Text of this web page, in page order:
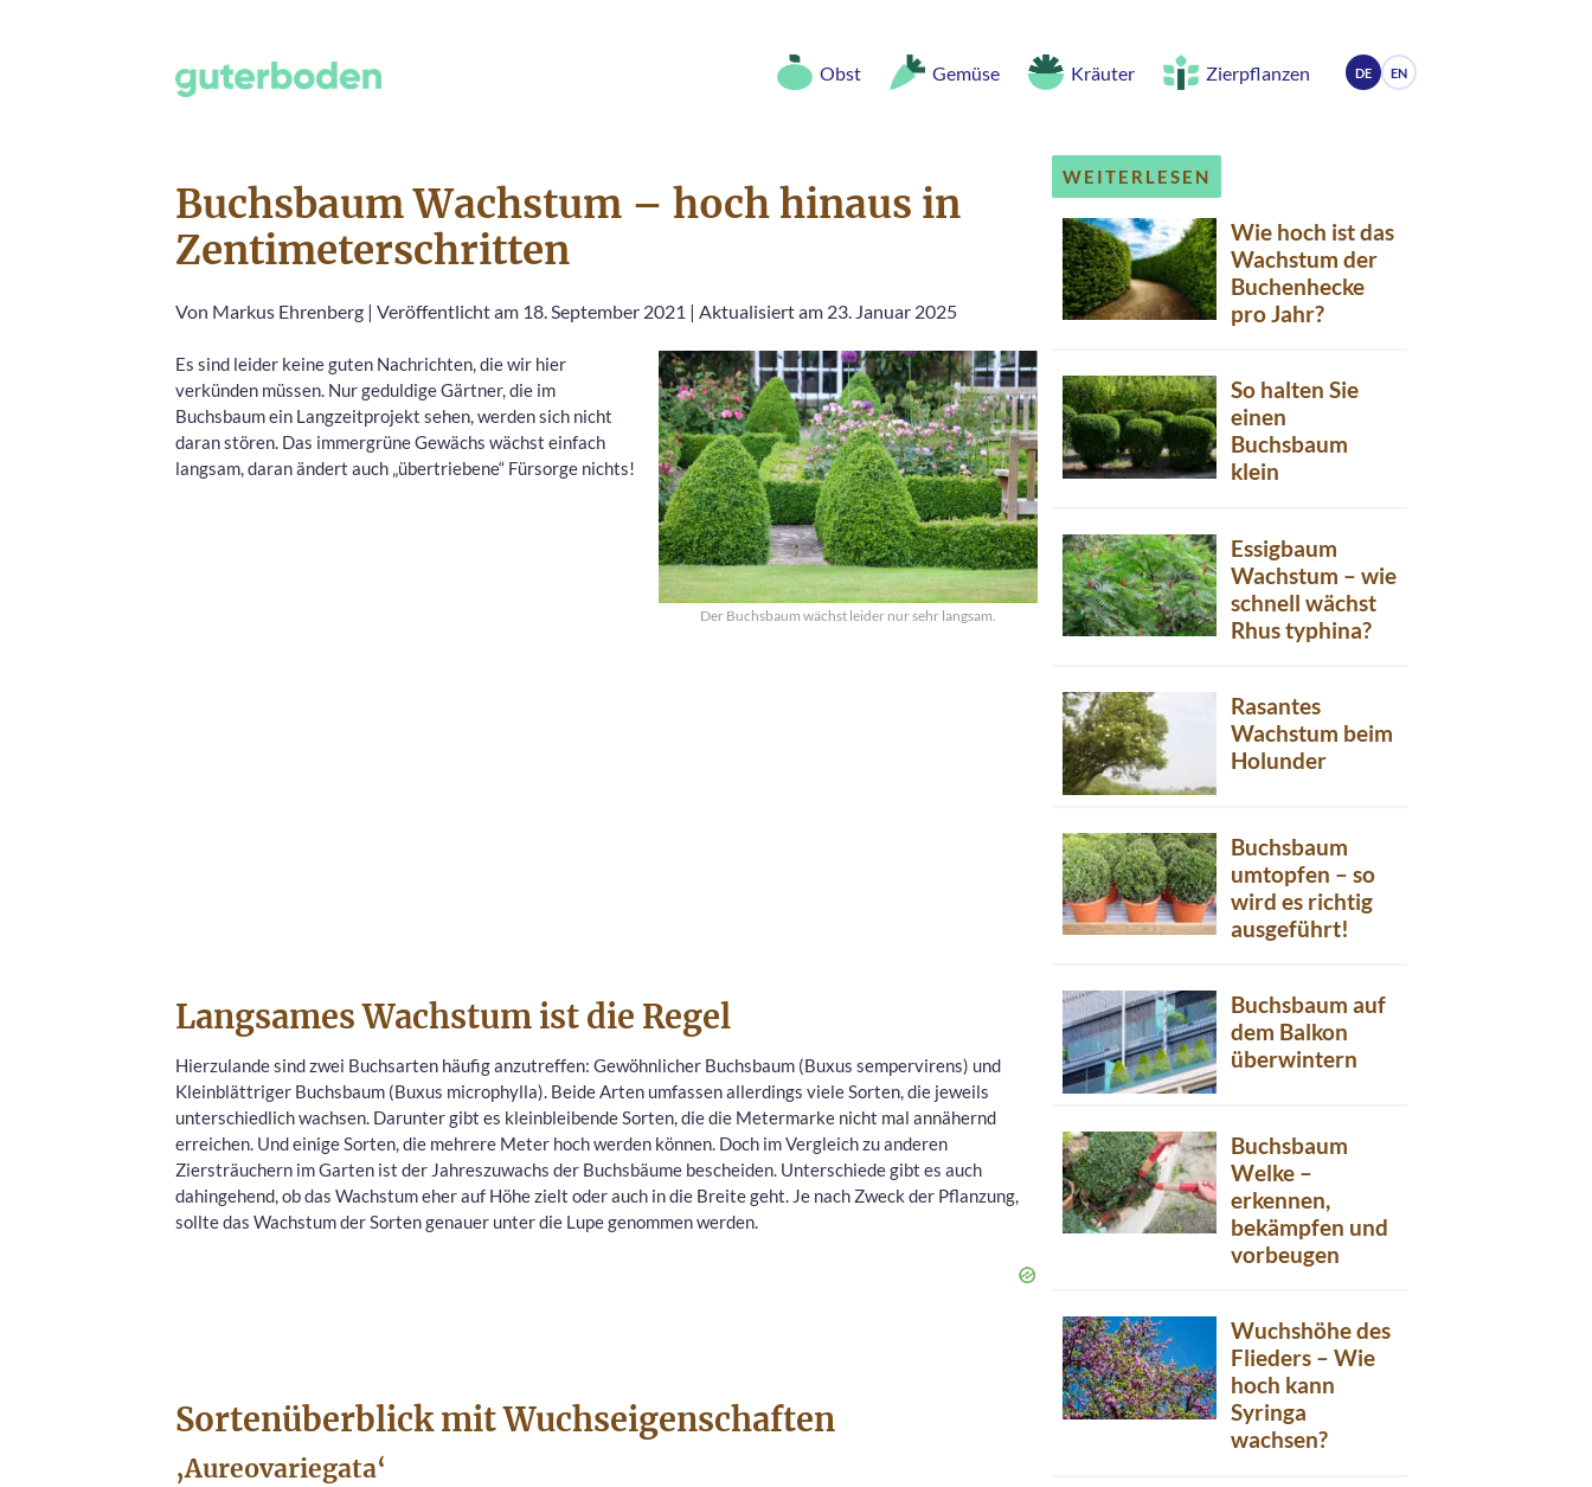
Obst Gemüse Kräuter Zierpflanzen DE EN
Buchsbaum Wachstum – hoch hinaus in
Zentimeterschritten
Von Markus Ehrenberg | Veröffentlicht am 18. September 2021 | Aktualisiert am 23. Januar 2025
Der Buchsbaum wächst leider nur sehr langsam.
Es sind leider keine guten Nachrichten, die wir hier
verkünden müssen. Nur geduldige Gärtner, die im
Buchsbaum ein Langzeitprojekt sehen, werden sich nicht
daran stören. Das immergrüne Gewächs wächst einfach
langsam, daran ändert auch „übertriebene“ Fürsorge nichts!
Langsames Wachstum ist die Regel
Hierzulande sind zwei Buchsarten häufig anzutreffen: Gewöhnlicher Buchsbaum (Buxus sempervirens) und
Kleinblättriger Buchsbaum (Buxus microphylla). Beide Arten umfassen allerdings viele Sorten, die jeweils
unterschiedlich wachsen. Darunter gibt es kleinbleibende Sorten, die die Metermarke nicht mal annähernd
erreichen. Und einige Sorten, die mehrere Meter hoch werden können. Doch im Vergleich zu anderen
Ziersträuchern im Garten ist der Jahreszuwachs der Buchsbäume bescheiden. Unterschiede gibt es auch
dahingehend, ob das Wachstum eher auf Höhe zielt oder auch in die Breite geht. Je nach Zweck der Pflanzung,
sollte das Wachstum der Sorten genauer unter die Lupe genommen werden.
Sortenüberblick mit Wuchseigenschaften
‚Aureovariegata‘
WEITERLESEN
Wie hoch ist das
Wachstum der
Buchenhecke
pro Jahr?
So halten Sie
einen
Buchsbaum
klein
Essigbaum
Wachstum – wie
schnell wächst
Rhus typhina?
Rasantes
Wachstum beim
Holunder
Buchsbaum
umtopfen – so
wird es richtig
ausgeführt!
Buchsbaum auf
dem Balkon
überwintern
Buchsbaum
Welke –
erkennen,
bekämpfen und
vorbeugen
Wuchshöhe des
Flieders – Wie
hoch kann
Syringa
wachsen?